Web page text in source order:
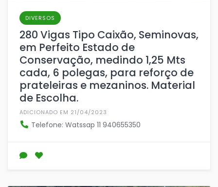
DIVERSOS
280 Vigas Tipo Caixão, Seminovas,
em Perfeito Estado de
Conservação, medindo 1,25 Mts
cada, 6 polegas, para reforço de
prateleiras e mezaninos. Material
de Escolha.
ADICIONADO EM 21/04/2023
Telefone: Watssap 11 940655350